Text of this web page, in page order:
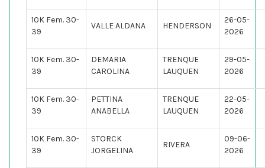
10K Fem. 30-
39
VALLE ALDANA HENDERSON
26-05-
2026
10K Fem. 30-
39
DEMARIA
CAROLINA
TRENQUE
LAUQUEN
29-05-
2026
10K Fem. 30-
39
PETTINA
ANABELLA
TRENQUE
LAUQUEN
22-05-
2026
10K Fem. 30-
39
STORCK
JORGELINA
RIVERA
09-06-
2026